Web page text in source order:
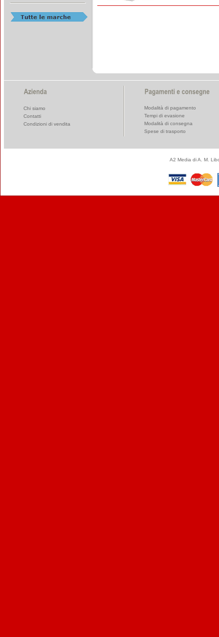
Chi siamo
Contatti
Condizioni di vendita
Modalità di pagamento
Tempi di evasione
Modalità di consegna
Spese di trasporto
A2 Media di A. M.